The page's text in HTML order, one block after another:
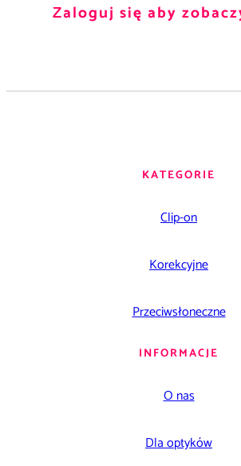
Zaloguj się aby
KATEGORIE
Clip-on
Korekcyjne
Przeciwsłoneczne
INFORMACJE
O nas
Dla optyków